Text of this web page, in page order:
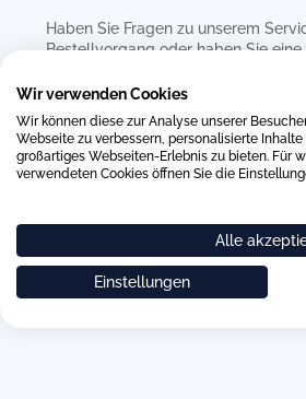
Haben Sie Fragen zu unserem
Bestellvorgang oder haben Sie
Sie uns gerne über das
um Ihre Anfrage kümmern.
0511 8997 9887
Wir verwenden Cookies
Wir können diese zur Analyse unserer
Webseite zu verbessern, personalisierte
großartiges Webseiten-Erlebnis zu bieten. Für
verwendeten Cookies öffnen Sie die
Alle
Einstellungen